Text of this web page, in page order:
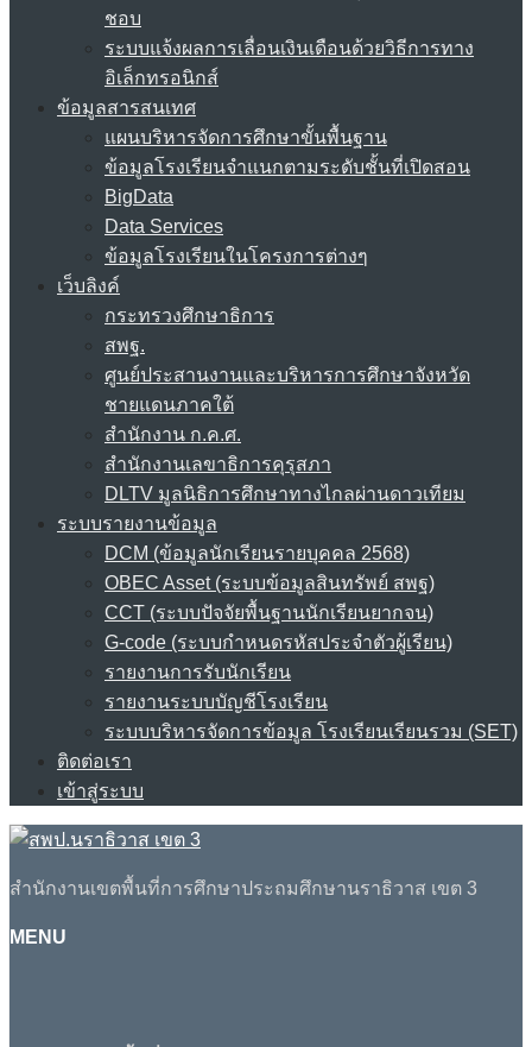
ชอบ
ระบบแจ้งผลการเลื่อนเงินเดือนด้วยวิธีการทาง
อิเล็กทรอนิกส์
ข้อมูลสารสนเทศ
แผนบริหารจัดการศึกษาขั้นพื้นฐาน
ข้อมูลโรงเรียนจำแนกตามระดับชั้นที่เปิดสอน
BigData
Data Services
ข้อมูลโรงเรียนในโครงการต่างๆ
เว็บลิงค์
กระทรวงศึกษาธิการ
สพฐ.
ศูนย์ประสานงานและบริหารการศึกษาจังหวัด
ชายแดนภาคใต้
สำนักงาน ก.ค.ศ.
สำนักงานเลขาธิการคุรุสภา
DLTV มูลนิธิการศึกษาทางไกลผ่านดาวเทียม
ระบบรายงานข้อมูล
DCM (ข้อมูลนักเรียนรายบุคคล 2568)
OBEC Asset (ระบบข้อมูลสินทรัพย์ สพฐ)
CCT (ระบบปัจจัยพื้นฐานนักเรียนยากจน)
G-code (ระบบกำหนดรหัสประจำตัวผู้เรียน)
รายงานการรับนักเรียน
รายงานระบบบัญชีโรงเรียน
ระบบบริหารจัดการข้อมูล โรงเรียนเรียนรวม (SET)
ติดต่อเรา
เข้าสู่ระบบ
สำนักงานเขตพื้นที่การศึกษาประถมศึกษานราธิวาส เขต 3
MENU